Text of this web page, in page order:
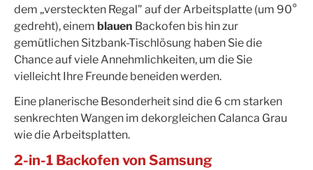
dem „versteckten Regal" auf der Arbeitsplatte (um 90°
gedreht), einem blauen Backofen bis hin zur
gemütlichen Sitzbank-Tischlösung haben Sie die
Chance auf viele Annehmlichkeiten, um die Sie
vielleicht Ihre Freunde beneiden werden.
Eine planerische Besonderheit sind die 6 cm starken
senkrechten Wangen im dekorgleichen Calanca Grau
wie die Arbeitsplatten.
2-in-1 Backofen von Samsung